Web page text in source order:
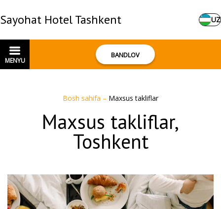
Sayohat Hotel Tashkent UZ
MENYU
BANDLOV
Bosh sahifa – Maxsus takliflar
Maxsus takliflar,
Toshkent